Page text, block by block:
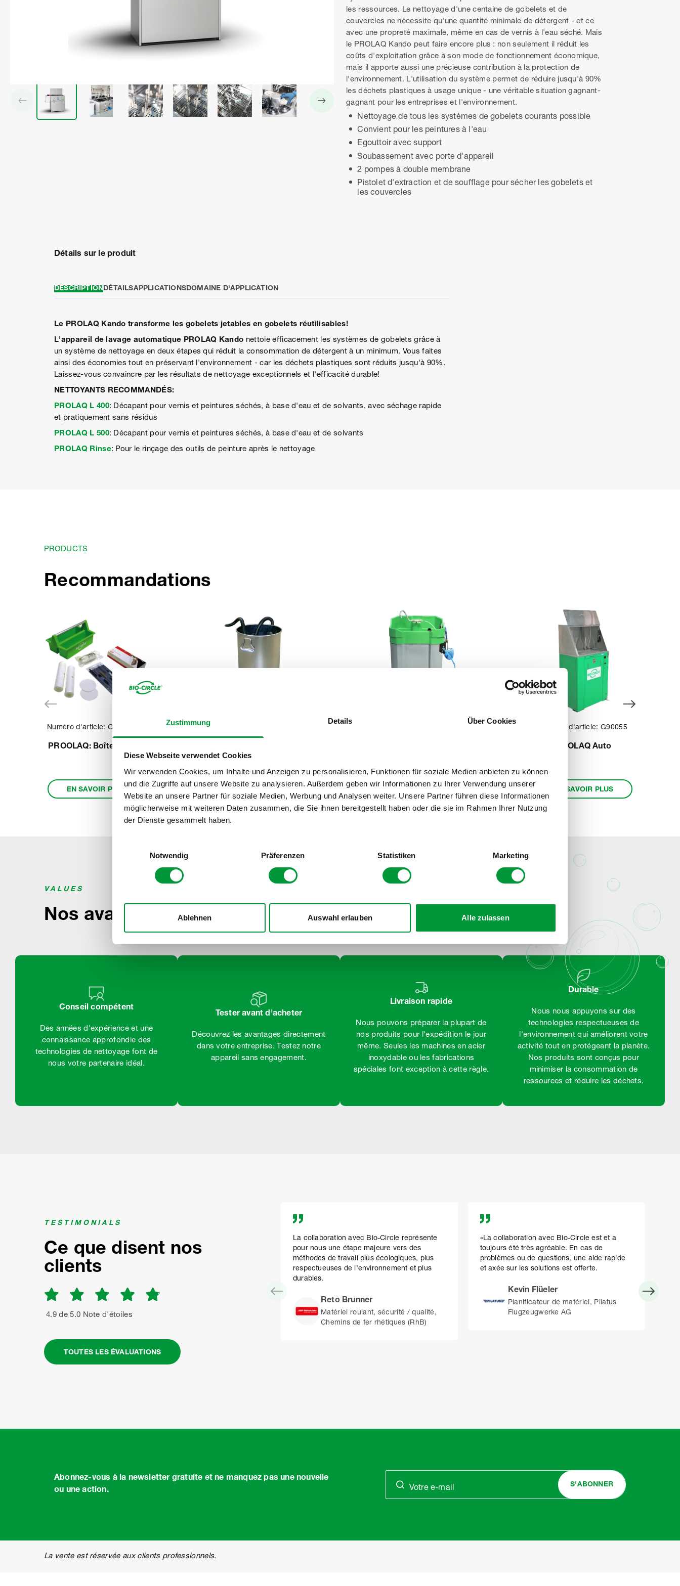
Zustimmung Details Über Cookies
Diese Webseite verwendet Cookies
Wir verwenden Cookies, um Inhalte und Anzeigen zu personalisieren, Funktionen für soziale Medien anbieten zu können
und die Zugriffe auf unsere Website zu analysieren. Außerdem geben wir Informationen zu Ihrer Verwendung unserer
Website an unsere Partner für soziale Medien, Werbung und Analysen weiter. Unsere Partner führen diese Informationen
möglicherweise mit weiteren Daten zusammen, die Sie ihnen bereitgestellt haben oder die sie im Rahmen Ihrer Nutzung
der Dienste gesammelt haben.
Notwendig
Präferenzen Statistiken Marketing
Ablehnen Auswahl erlauben Alle zulassen
les ressources. Le nettoyage d'une centaine de gobelets et de
couvercles ne nécessite qu'une quantité minimale de détergent - et ce
avec une propreté maximale, même en cas de vernis à l'eau séché. Mais
le PROLAQ Kando peut faire encore plus : non seulement il réduit les
coûts d'exploitation grâce à son mode de fonctionnement économique,
mais il apporte aussi une précieuse contribution à la protection de
l'environnement. L'utilisation du système permet de réduire jusqu'à 90%
les déchets plastiques à usage unique - une véritable situation gagnant-
gagnant pour les entreprises et l'environnement.
Nettoyage de tous les systèmes de gobelets courants possible
Convient pour les peintures à l'eau
Egouttoir avec support
Soubassement avec porte d'appareil
2 pompes à double membrane
Pistolet d'extraction et de soufflage pour sécher les gobelets et
les couvercles
Détails sur le produit
DESCRIPTIONDÉTAILSAPPLICATIONSDOMAINE D'APPLICATION
Le PROLAQ Kando transforme les gobelets jetables en gobelets réutilisables!
L'appareil de lavage automatique PROLAQ Kando nettoie efficacement les systèmes de gobelets grâce à
un système de nettoyage en deux étapes qui réduit la consommation de détergent à un minimum. Vous faites
ainsi des économies tout en préservant l'environnement - car les déchets plastiques sont réduits jusqu'à 90%.
Laissez-vous convaincre par les résultats de nettoyage exceptionnels et l'efficacité durable!
NETTOYANTS RECOMMANDÉS:
PROLAQ L 400: Décapant pour vernis et peintures séchés, à base d'eau et de solvants, avec séchage rapide
et pratiquement sans résidus
PROLAQ L 500: Décapant pour vernis et peintures séchés, à base d'eau et de solvants
PROLAQ Rinse: Pour le rinçage des outils de peinture après le nettoyage
PRODUCTS
Recommandations
Numéro d'article: G90010-01
PROOLAQ: Boîte à outlis
EN SAVOIR PLUS
pour installations existantes
EN SAVOIR PLUS
Numéro d'article: G90055
PROLAQ Auto
EN SAVOIR PLUS
VALUES
Nos avantages exclusifs
Conseil compétent
Des années d'expérience et une
connaissance approfondie des
technologies de nettoyage font de
nous votre partenaire idéal.
Tester avant d'acheter
Découvrez les avantages directement
dans votre entreprise. Testez notre
appareil sans engagement.
Livraison rapide
Nous pouvons préparer la plupart de
nos produits pour l'expédition le jour
même. Seules les machines en acier
inoxydable ou les fabrications
spéciales font exception à cette règle.
Durable
Nous nous appuyons sur des
technologies respectueuses de
l'environnement qui améliorent votre
activité tout en protégeant la planète.
Nos produits sont conçus pour
minimiser la consommation de
ressources et réduire les déchets.
TESTIMONIALS
Ce que disent nos
clients
4.9 de 5.0 Note d'étoiles
TOUTES LES ÉVALUATIONS
La collaboration avec Bio-Circle représente
pour nous une étape majeure vers des
méthodes de travail plus écologiques, plus
respectueuses de l’environnement et plus
durables.
Reto Brunner
Matériel roulant, sécurité / qualité,
Chemins de fer rhétiques (RhB)
«La collaboration avec Bio-Circle est et a
toujours été très agréable. En cas de
problèmes ou de questions, une aide rapide
et axée sur les solutions est offerte.
Kevin Flüeler
Planificateur de matériel, Pilatus
Flugzeugwerke AG
Abonnez-vous à la newsletter gratuite et ne manquez pas une nouvelle
ou une action.
S'ABONNER
La vente est réservée aux clients professionnels.